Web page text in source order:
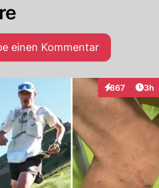
einen Kommentar
867
Interaktionen
3h